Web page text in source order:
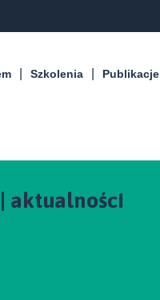
Szkolenia Publikacje
aktualności